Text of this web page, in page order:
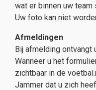
wat er binnen uw team
Uw foto kan niet
Afmeldingen
Bij afmelding ontvangt
Wanneer u het
zichtbaar in de
Jammer dat u zich